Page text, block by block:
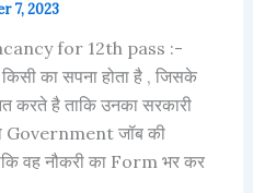
7, 2023
for 12th pass :-
का सपना होता है , जिसके
करते है ताकि उनका सरकारी
Government जॉब की
वह नौकरी का Form भर कर